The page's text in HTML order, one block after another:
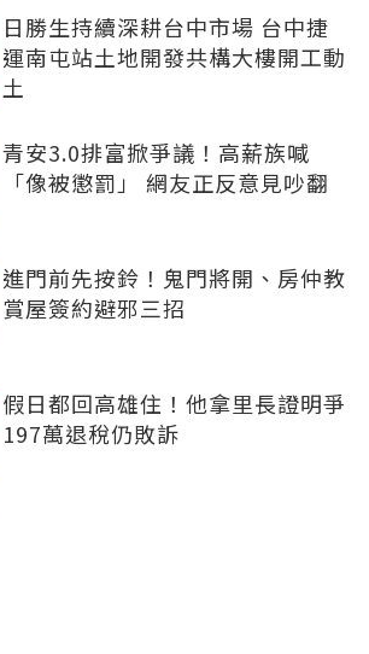
日勝生持續深耕台中市場 台中捷
運南屯站土地開發共構大樓開工動
土
青安3.0排富掀爭議！高薪族喊
「像被懲罰」 網友正反意見吵翻
進門前先按鈴！鬼門將開、房仲教
賞屋簽約避邪三招
假日都回高雄住！他拿里長證明爭
197萬退稅仍敗訴